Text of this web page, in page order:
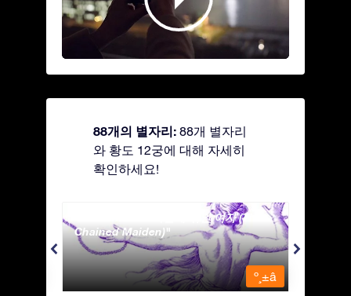
88개의 별자리: 88개 별자리
와 황도 12궁에 대해 자세히
확인하세요!
Andromeda - 사슬에 묶인 여자 (The
Chained Maiden)
º¸±â